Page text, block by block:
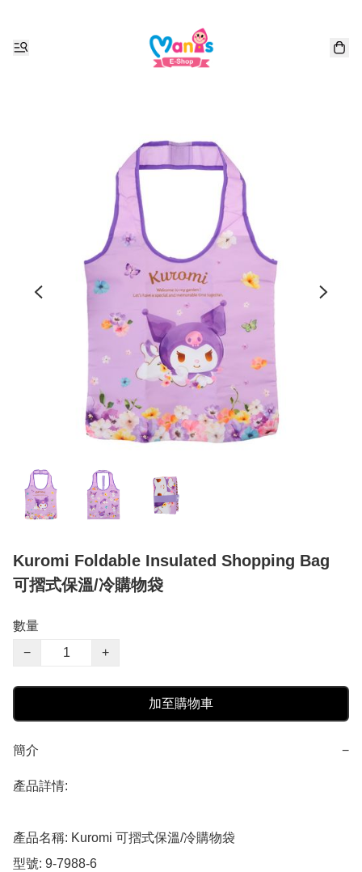
Kuromi Foldable Insulated Shopping Bag
可摺式保溫/冷購物袋
數量
−
+
加至購物車
簡介 −
產品詳情:
產品名稱: Kuromi 可摺式保溫/冷購物袋
型號: 9-7988-6